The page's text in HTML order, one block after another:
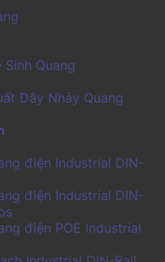
Quang
Dây Nhảy Quang
điện Industrial DIN-
điện Industrial DIN-
điện POE Industrial